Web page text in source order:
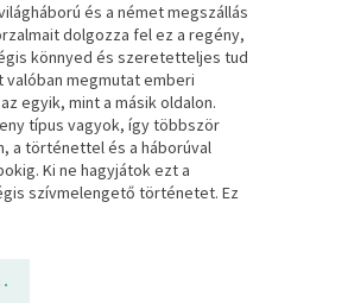
és a német megszállás
dolgozza fel ez a regény,
könnyed és szeretetteljes tud
valóban megmutat emberi
egyik, mint a másik oldalon.
típus vagyok, így többször
a történettel és a háborúval
Ki ne hagyjátok ezt a
szívmelengető történetet. Ez